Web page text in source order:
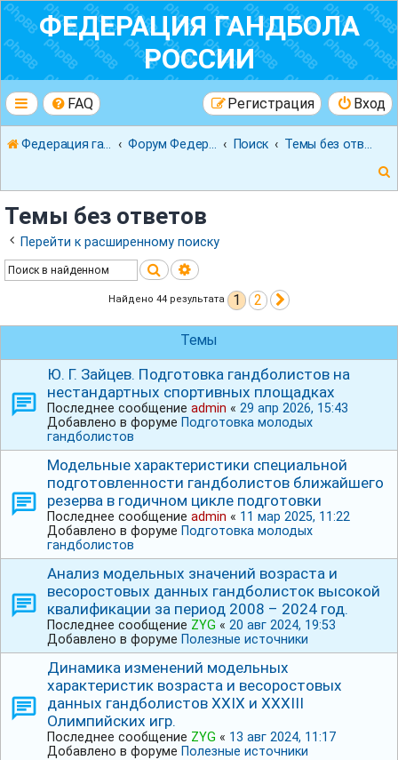
ФЕДЕРАЦИЯ ГАНДБОЛА
РОССИИ
FAQ Вход
Регистрация
Федерация гандбола России Поиск
Темы без ответов
Перейти к расширенному поиску
ПоискРасширенный поиск
Найдено 44 результата 1 2
Темы
Ю. Г. Зайцев. Подготовка гандболистов на
нестандартных спортивных площадках
Последнее сообщение admin « 29 апр 2026, 15:43
Добавлено в форуме Подготовка молодых
гандболистов
Модельные характеристики специальной
подготовленности гандболистов ближайшего
резерва в годичном цикле подготовки
Последнее сообщение admin « 11 мар 2025, 11:22
Добавлено в форуме Подготовка молодых
гандболистов
Анализ модельных значений возраста и
весоростовых данных гандболисток высокой
квалификации за период 2008 – 2024 год.
Последнее сообщение ZYG « 20 авг 2024, 19:53
Добавлено в форуме Полезные источники
Динамика изменений модельных
характеристик возраста и весоростовых
данных гандболистов ХХⅠХ и ⅩⅩⅩⅠⅠⅠ
Олимпийских игр.
Последнее сообщение ZYG « 13 авг 2024, 11:17
Добавлено в форуме Полезные источники